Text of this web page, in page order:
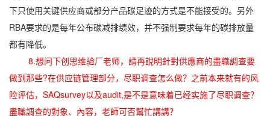
下只使用关键供应商或部分产品碳足迹的方式是不能接受的。另外
RBA要求的是每年公布碳减排绩效，并不强制要求每年的碳排放量
都有降低。
8.想问下创思维验厂老师，請再說明針對供應商的盡職調查要
做到那些?在供应链管理部分，尽职调查怎么做？之前本来就有的风
险评估，SAQsurvey以及audit,是不是意味着已经实施了尽职调查？
盡職調查的對象、內容，老師可否幫忙講講？